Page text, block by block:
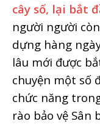
cây số, lại bắt
người người
dựng hàng
lâu mới được
chuyện một số
chức năng
rào bảo vệ Sân